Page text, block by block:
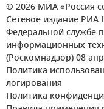
© 2026 МИА «Россия
Сетевое издание РИА
Федеральной службе
информационных
(Роскомнадзор) 08
Политика
логирования
Политика